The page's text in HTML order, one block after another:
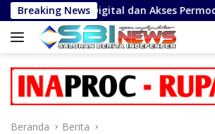
Langsung
ke
konten
Breaking News
Digital dan Akses Permodalan UMKM
Beranda Berita